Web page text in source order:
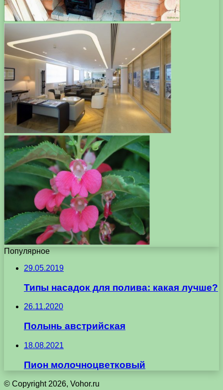
Популярное
29.05.2019
Типы насадок для полива: какая лучше?
26.11.2020
Полынь австрийская
18.08.2021
Пион молочноцветковый
© Copyright 2026, Vohor.ru